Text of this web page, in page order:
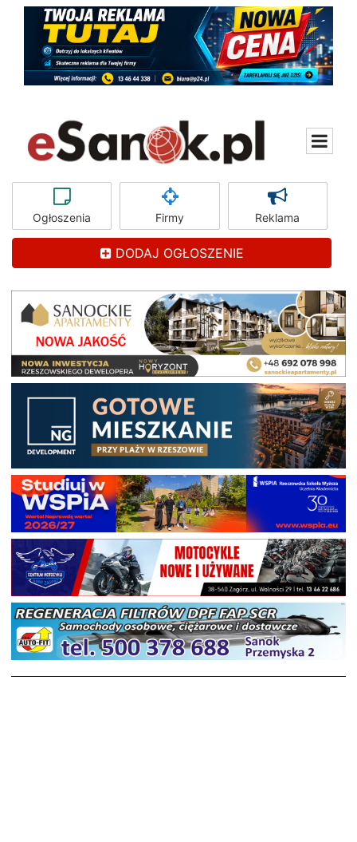
Ogłoszenia Firmy Reklama
DODAJ OGŁOSZENIE